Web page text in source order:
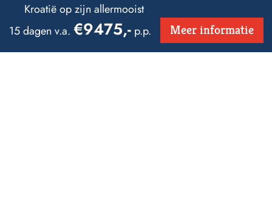
Kroatië op zijn allermooist
15 dagen v.a. €9475,- p.p. Meer informatie